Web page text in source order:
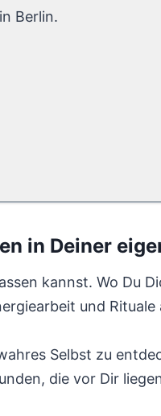
Berlin.
in Deiner
kannst. Wo Du
und
Selbst zu
die vor Dir